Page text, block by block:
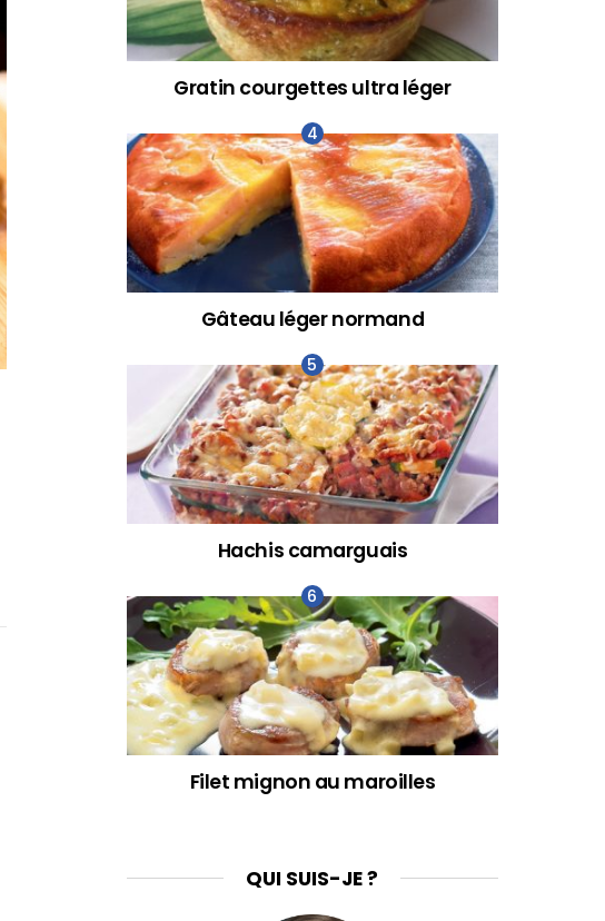
Gratin courgettes ultra léger
Gâteau léger normand
Hachis camarguais
Filet mignon au maroilles
QUI SUIS-JE ?